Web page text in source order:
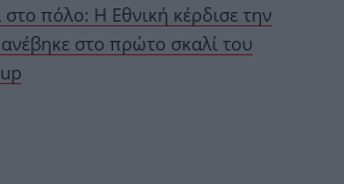
στο πόλο: Η Εθνική κέρδισε την
στο πρώτο σκαλί του